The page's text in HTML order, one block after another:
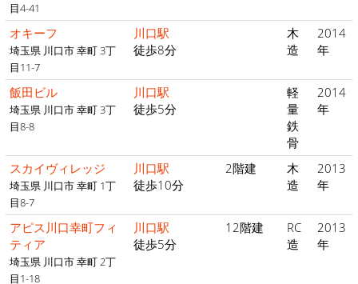
目4-41
オキーフ
埼玉県 川口市 幸町 3丁
目11-7
川口駅
徒歩8分
木
造
2014
年
飯田ビル
埼玉県 川口市 幸町 3丁
目8-8
川口駅
徒歩5分
軽
量
鉄
骨
2014
年
スカイヴィレッジ
埼玉県 川口市 幸町 1丁
目8-7
川口駅
徒歩10分
2階建
木
造
2013
年
アピス川口幸町フィ
ティア
埼玉県 川口市 幸町 2丁
目1-18
川口駅
徒歩5分
12階建
RC
造
2013
年